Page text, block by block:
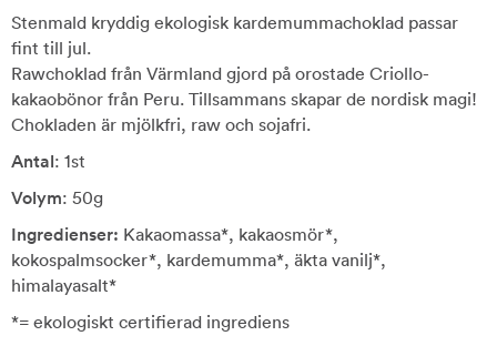
Stenmald kryddig ekologisk kardemummachoklad passar
fint till jul.
Rawchoklad från Värmland gjord på orostade Criollo-
kakaobönor från Peru. Tillsammans skapar de nordisk magi!
Chokladen är mjölkfri, raw och sojafri.
Antal: 1st
Volym: 50g
Ingredienser: Kakaomassa*, kakaosmör*,
kokospalmsocker*, kardemumma*, äkta vanilj*,
himalayasalt*
*= ekologiskt certifierad ingrediens